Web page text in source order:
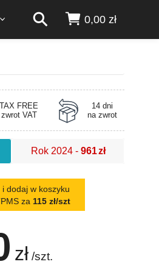
0,00 zł
TAX FREE
zwrot VAT
14 dni
na zwrot
Rok 2024- 961zł
dodaj w koszyku
za 115 zł/szt
zł /szt.